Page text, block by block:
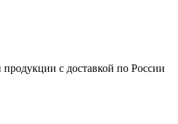
с доставкой по России